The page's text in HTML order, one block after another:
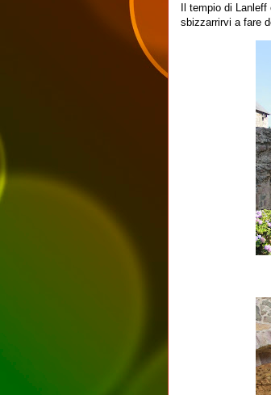
Il tempio di
sbizzarrirvi a fare